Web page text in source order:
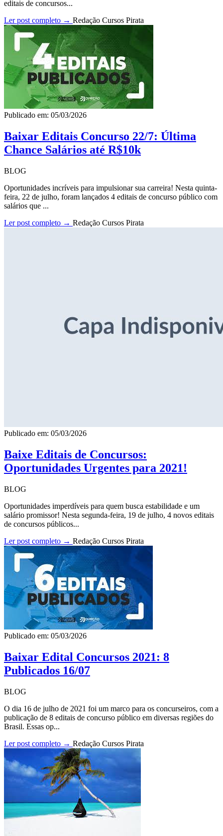
editais de concursos...
Ler post completo → Redação Cursos Pirata
Publicado em: 05/03/2026
Baixar Editais Concurso 22/7: Última
Chance Salários até R$10k
BLOG
Oportunidades incríveis para impulsionar sua carreira! Nesta quinta-
feira, 22 de julho, foram lançados 4 editais de concurso público com
salários que ...
Ler post completo → Redação Cursos Pirata
Publicado em: 05/03/2026
Baixe Editais de Concursos:
Oportunidades Urgentes para 2021!
BLOG
Oportunidades imperdíveis para quem busca estabilidade e um
salário promissor! Nesta segunda-feira, 19 de julho, 4 novos editais
de concursos públicos...
Ler post completo → Redação Cursos Pirata
Publicado em: 05/03/2026
Baixar Edital Concursos 2021: 8
Publicados 16/07
BLOG
O dia 16 de julho de 2021 foi um marco para os concurseiros, com a
publicação de 8 editais de concurso público em diversas regiões do
Brasil. Essas op...
Ler post completo → Redação Cursos Pirata